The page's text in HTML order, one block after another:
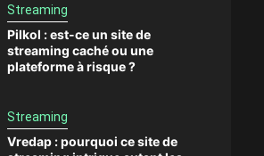
Streaming
Pilkol : est-ce un site de
streaming caché ou une
plateforme à risque ?
Streaming
Vredap : pourquoi ce site de